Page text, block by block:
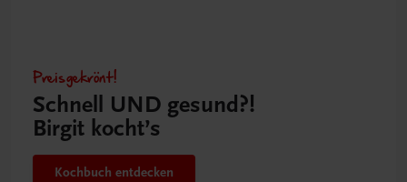
Preisgekrönt!
Schnell UND gesund?!
Birgit kocht’s
Kochbuch entdecken